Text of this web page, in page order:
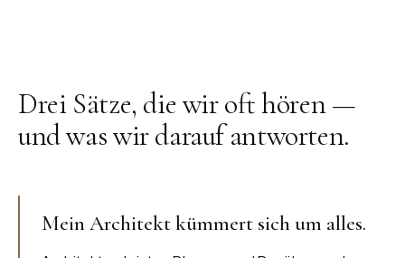
Drei Sätze, die wir oft hören —
und was wir darauf antworten.
Mein Architekt kümmert sich um alles.